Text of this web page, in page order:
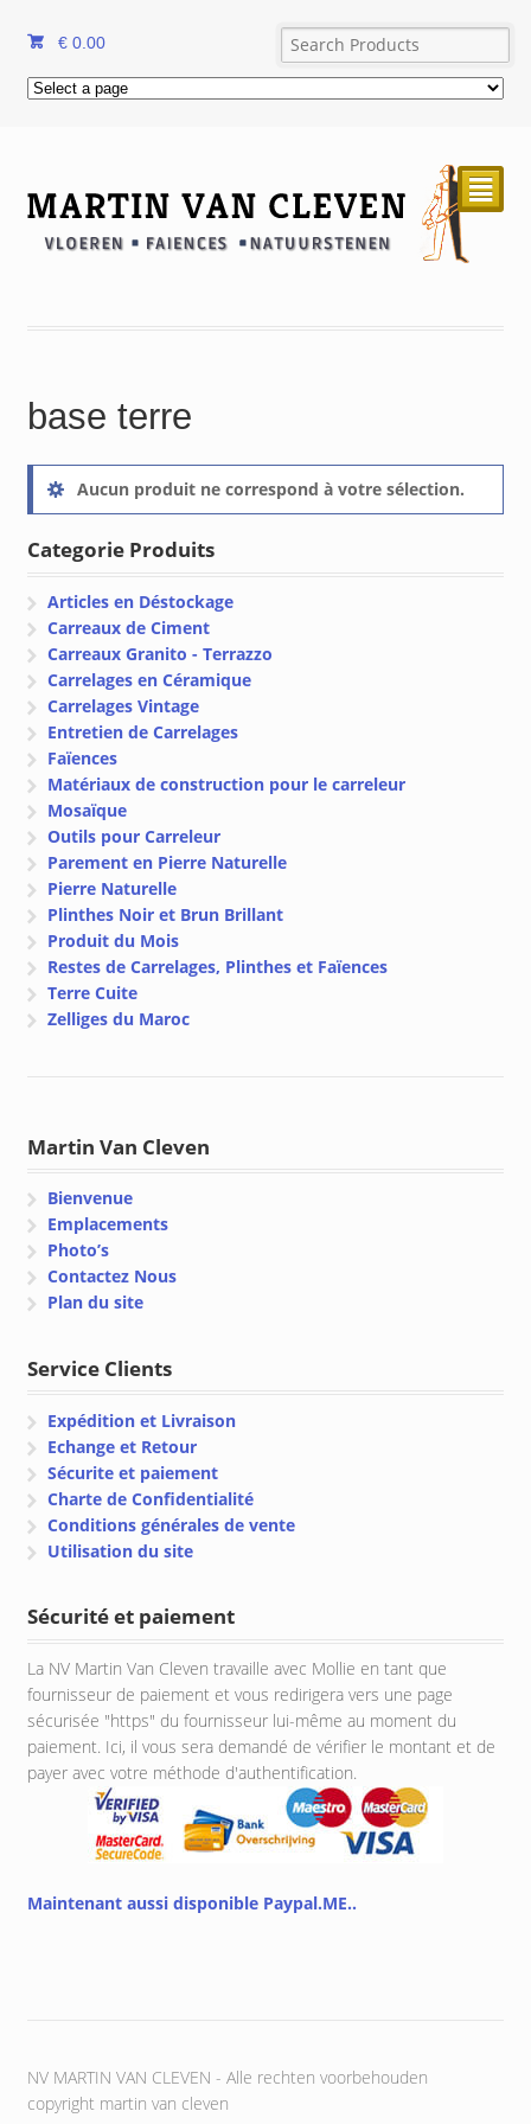
€ 0.00
²
base terre
Aucun produit ne correspond à votre sélection.
Categorie Produits
Articles en Déstockage
Carreaux de Ciment
Carreaux Granito - Terrazzo
Carrelages en Céramique
Carrelages Vintage
Entretien de Carrelages
Faïences
Matériaux de construction pour le carreleur
Mosaïque
Outils pour Carreleur
Parement en Pierre Naturelle
Pierre Naturelle
Plinthes Noir et Brun Brillant
Produit du Mois
Restes de Carrelages, Plinthes et Faïences
Terre Cuite
Zelliges du Maroc
Martin Van Cleven
Bienvenue
Emplacements
Photo’s
Contactez Nous
Plan du site
Service Clients
Expédition et Livraison
Echange et Retour
Sécurite et paiement
Charte de Confidentialité
Conditions générales de vente
Utilisation du site
Sécurité et paiement
La NV Martin Van Cleven travaille avec Mollie en tant que
fournisseur de paiement et vous redirigera vers une page
sécurisée "https" du fournisseur lui-même au moment du
paiement. Ici, il vous sera demandé de vérifier le montant et de
payer avec votre méthode d'authentification.
Maintenant aussi disponible Paypal.ME..
NV MARTIN VAN CLEVEN - Alle rechten voorbehouden
copyright martin van cleven